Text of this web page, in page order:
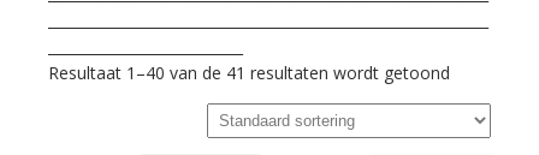
Resultaat 1–40 van de 41 resultaten wordt getoond